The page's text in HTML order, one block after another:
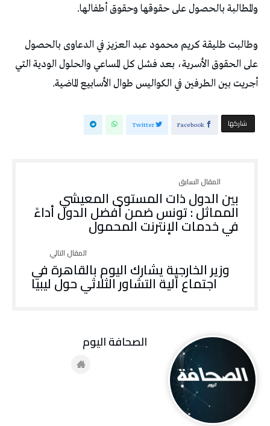
والمطالبة بالحصول على حقوقها وحقوق أطفالها.
وطالبت طليقة كريم محمود عبد العزيز في الدعاوى بالحصول
على الحقوق الأسرية، بعد فشل كل المساعي والحلول الودية التي
أجريت بين الطرفين في الكواليس طوال الأسابيع الماضية.
‫‫ شاركها‬ Facebook
Twitter
بين الدول ذات المستوى المعيشي
المماثل : تونس ضمن أفضل الدول أداءً
في خدمات الإنترنت المحمول
وزير الخارجية يشارك اليوم بالقاهرة في
اجتماع آلية التشاور الثلاثي حول ليبيا